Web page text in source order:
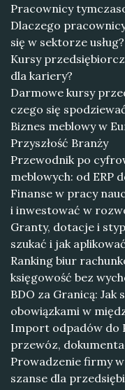
Pracownicy
Dlaczego
się w sektorze usług?
Kursy
dla kariery?
Darmowe kursy
czego się
Biznes meblowy w
Przyszłość Branży
Przewodnik po
meblowych: od ERP
Finanse w pracy
i inwestować w
Granty, dotacje i
szukać i jak aplikować
Ranking biur
księgowość bez
BDO za Granicą:
obowiązkami w
Import odpadów do
przewóz,
Prowadzenie firmy
szanse dla